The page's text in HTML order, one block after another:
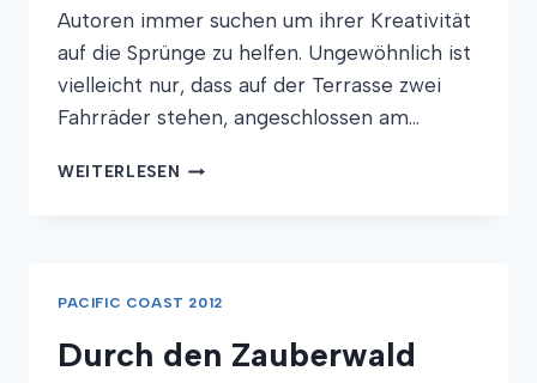
Autoren immer suchen um ihrer Kreativität
auf die Sprünge zu helfen. Ungewöhnlich ist
vielleicht nur, dass auf der Terrasse zwei
Fahrräder stehen, angeschlossen am…
WEITERLESEN WELLEN,
PACIFIC COAST 2012
Durch den Zauberwald